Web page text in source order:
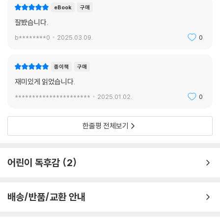
eBook 구매
잘봤습니다.
b********0 2025.03.09. 0
종이책 구매
재미있게 읽었습니다.
********************** 2025.01.02. 0
한줄평 전체보기
어린이 독후감 2
배송/반품/교환 안내